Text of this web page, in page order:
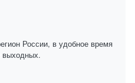
России, в удобное время
выходных.